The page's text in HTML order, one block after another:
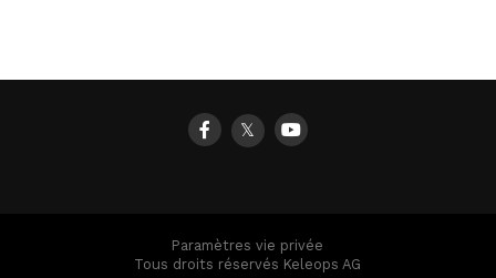
𝕏
Paramètres vie privée
Tous droits réservés Keleops AG